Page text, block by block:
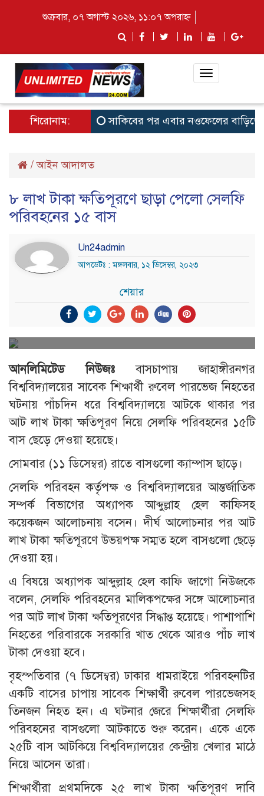
শুক্রবার, ০৭ অগাস্ট ২০২৬, ১১:০৭ অপরাহ্ন
Toggle
শিরোনাম: সাকিবের পর এবার নওফেলের বাড়িতে
/আইন আদালত
৮ লাখ টাকা ক্ষতিপূরণে ছাড়া পেলো সেলফি
পরিবহনের ১৫ বাস
Un24admin
আপডেটঃ : মঙ্গলবার, ১২ ডিসেম্বর, ২০২৩
শেয়ার
আনলিমিটেড নিউজঃ বাসচাপায় জাহাঙ্গীরনগর
বিশ্ববিদ্যালয়ের সাবেক শিক্ষার্থী রুবেল পারভেজ নিহতের
ঘটনায় পাঁচদিন ধরে বিশ্ববিদ্যালয়ে আটকে থাকার পর
আট লাখ টাকা ক্ষতিপূরণ নিয়ে সেলফি পরিবহনের ১৫টি
বাস ছেড়ে দেওয়া হয়েছে।
সোমবার (১১ ডিসেম্বর) রাতে বাসগুলো ক্যাম্পাস ছাড়ে।
সেলফি পরিবহন কর্তৃপক্ষ ও বিশ্ববিদ্যালয়ের আন্তর্জাতিক
সম্পর্ক বিভাগের অধ্যাপক আব্দুল্লাহ হেল কাফিসহ
কয়েকজন আলোচনায় বসেন। দীর্ঘ আলোচনার পর আট
লাখ টাকা ক্ষতিপূরণে উভয়পক্ষ সম্মত হলে বাসগুলো ছেড়ে
দেওয়া হয়।
এ বিষয়ে অধ্যাপক আব্দুল্লাহ হেল কাফি জাগো নিউজকে
বলেন, সেলফি পরিবহনের মালিকপক্ষের সঙ্গে আলোচনার
পর আট লাখ টাকা ক্ষতিপূরণের সিদ্ধান্ত হয়েছে। পাশাপাশি
নিহতের পরিবারকে সরকারি খাত থেকে আরও পাঁচ লাখ
টাকা দেওয়া হবে।
বৃহস্পতিবার (৭ ডিসেম্বর) ঢাকার ধামরাইয়ে পরিবহনটির
একটি বাসের চাপায় সাবেক শিক্ষার্থী রুবেল পারভেজসহ
তিনজন নিহত হন। এ ঘটনার জেরে শিক্ষার্থীরা সেলফি
পরিবহনের বাসগুলো আটকাতে শুরু করেন। একে একে
২৫টি বাস আটকিয়ে বিশ্ববিদ্যালয়ের কেন্দ্রীয় খেলার মাঠে
নিয়ে আসেন তারা।
শিক্ষার্থীরা প্রথমদিকে ২৫ লাখ টাকা ক্ষতিপূরণ দাবি